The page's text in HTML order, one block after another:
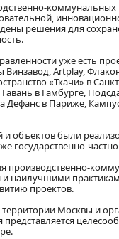
решения для
уже есть
Artplay,
«Ткачи» в
в Гамбурге,
в Париже,
объектов были
государственно-
наилучшими
проектов.
Москвы и